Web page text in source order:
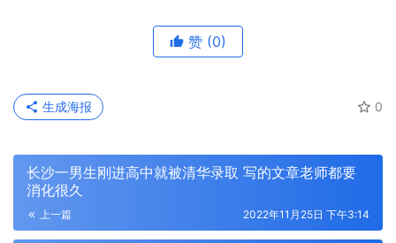
赞 (0)
0
生成海报
长沙一男生刚进高中就被清华录取 写的文章老师都要
消化很久
上一篇 2022年11月25日 下午3:14